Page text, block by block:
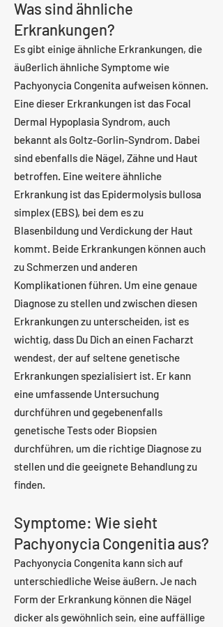
Was sind ähnliche
Erkrankungen?
Es gibt einige ähnliche Erkrankungen, die
äußerlich ähnliche Symptome wie
Pachyonycia Congenita aufweisen können.
Eine dieser Erkrankungen ist das Focal
Dermal Hypoplasia Syndrom, auch
bekannt als Goltz-Gorlin-Syndrom. Dabei
sind ebenfalls die Nägel, Zähne und Haut
betroffen. Eine weitere ähnliche
Erkrankung ist das Epidermolysis bullosa
simplex (EBS), bei dem es zu
Blasenbildung und Verdickung der Haut
kommt. Beide Erkrankungen können auch
zu Schmerzen und anderen
Komplikationen führen. Um eine genaue
Diagnose zu stellen und zwischen diesen
Erkrankungen zu unterscheiden, ist es
wichtig, dass Du Dich an einen Facharzt
wendest, der auf seltene genetische
Erkrankungen spezialisiert ist. Er kann
eine umfassende Untersuchung
durchführen und gegebenenfalls
genetische Tests oder Biopsien
durchführen, um die richtige Diagnose zu
stellen und die geeignete Behandlung zu
finden.
Symptome: Wie sieht
Pachyonycia Congenitia aus?
Pachyonycia Congenita kann sich auf
unterschiedliche Weise äußern. Je nach
Form der Erkrankung können die Nägel
dicker als gewöhnlich sein, eine auffällige